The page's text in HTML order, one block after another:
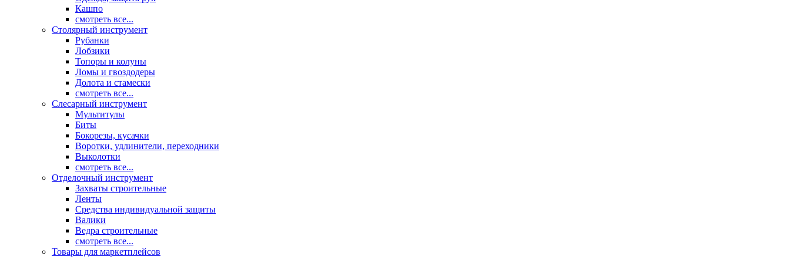
Кашпо
смотреть все...
Столярный инструмент
Рубанки
Лобзики
Топоры и колуны
Ломы и гвоздодеры
Долота и стамески
смотреть все...
Слесарный инструмент
Мультитулы
Биты
Бокорезы, кусачки
Воротки, удлинители, переходники
Выколотки
смотреть все...
Отделочный инструмент
Захваты строительные
Ленты
Средства индивидуальной защиты
Валики
Ведра строительные
смотреть все...
Товары для маркетплейсов